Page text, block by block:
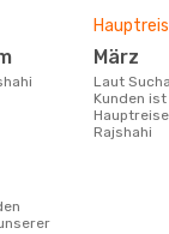
März
Laut Suchanfragen unserer
Kunden
Rajshahi